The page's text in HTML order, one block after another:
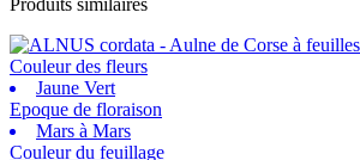
Couleur des fleurs
Jaune Vert
Epoque de floraison
Mars à Mars
Couleur du feuillage